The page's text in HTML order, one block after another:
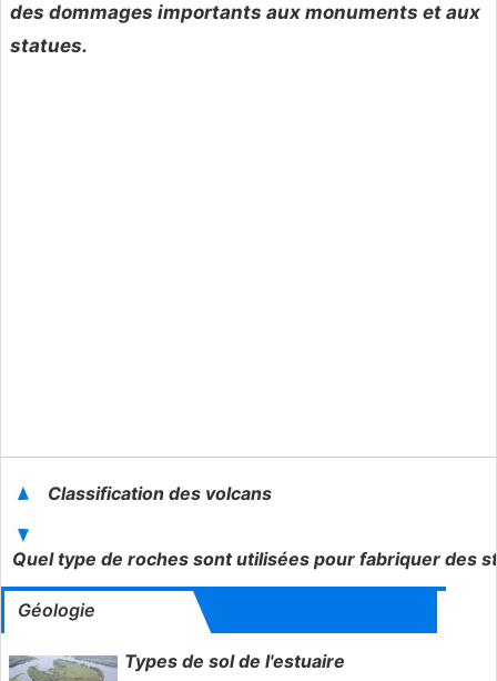
des dommages importants aux monuments et aux
statues.
Classification des volcans
Quel type de roches sont utilisées pour fabriquer des
Géologie
Types de sol de l'estuaire